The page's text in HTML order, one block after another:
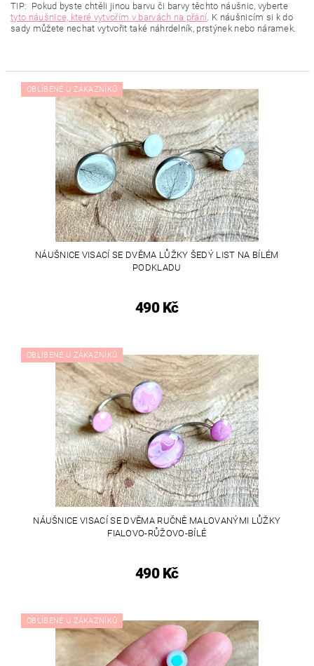
TIP: Pokud byste chtěli jinou barvu či barvy těchto náušnic, vyberte
tyto náušnice, které vytvořím v barvách na přání. K náušnicím si k do
sady můžete nechat vytvořit také náhrdelník, prstýnek nebo náramek.
OBLÍBENÉ U ZÁKAZNÍKŮ
NÁUŠNICE VISACÍ SE DVĚMA LŮŽKY ŠEDÝ LIST NA BÍLÉM
PODKLADU
490 Kč
OBLÍBENÉ U ZÁKAZNÍKŮ
NÁUŠNICE VISACÍ SE DVĚMA RUČNĚ MALOVANÝMI LŮŽKY
FIALOVO-RŮŽOVO-BÍLÉ
490 Kč
OBLÍBENÉ U ZÁKAZNÍKŮ